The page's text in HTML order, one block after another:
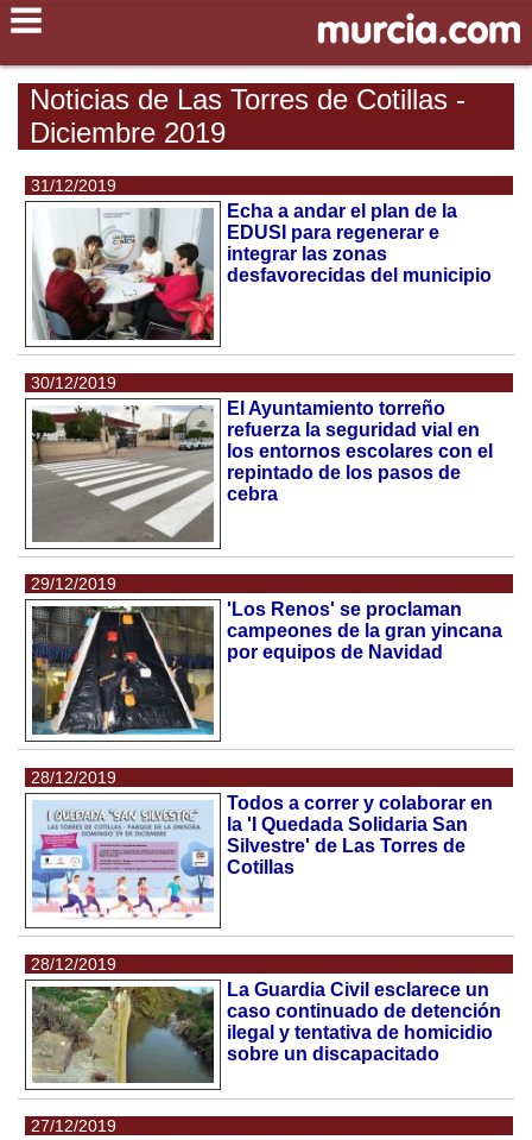
Noticias de Las Torres de Cotillas -
Diciembre 2019
31/12/2019
Echa a andar el plan de la
EDUSI para regenerar e
integrar las zonas
desfavorecidas del municipio
30/12/2019
El Ayuntamiento torreño
refuerza la seguridad vial en
los entornos escolares con el
repintado de los pasos de
cebra
29/12/2019
'Los Renos' se proclaman
campeones de la gran yincana
por equipos de Navidad
28/12/2019
Todos a correr y colaborar en
la 'I Quedada Solidaria San
Silvestre' de Las Torres de
Cotillas
28/12/2019
La Guardia Civil esclarece un
caso continuado de detención
ilegal y tentativa de homicidio
sobre un discapacitado
27/12/2019